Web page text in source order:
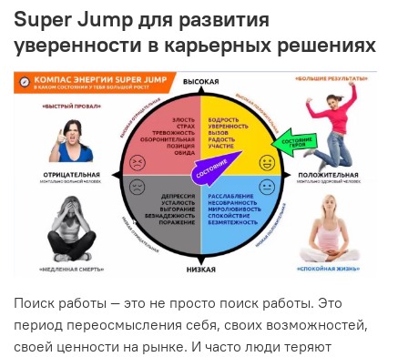
Super Jump для развития
уверенности в карьерных решениях
Поиск работы — это не просто поиск работы. Это
период переосмысления себя, своих возможностей,
своей ценности на рынке. И часто люди теряют